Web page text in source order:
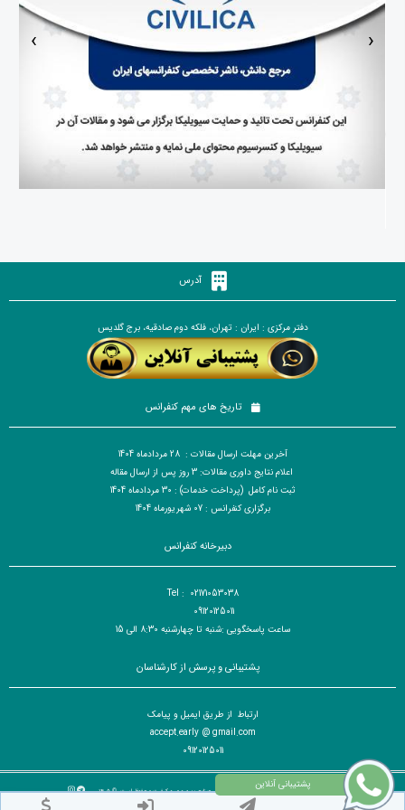
‹ ›
آدرس
دفتر مرکزی : ایران : تهران، فلکه دوم صادقیه، برج گلدیس
تاریخ های مهم کنفرانس
آخرین مهلت ارسال مقالات : 28 مردادماه 1404
اعلام نتایج داوری مقالات: 3 روز پس از ارسال مقاله
ثبت نام کامل (پرداخت خدمات) : 30 مردادماه 1404
برگزاری کنفرانس : 07 شهریورماه 1404
دبیرخانه کنفرانس
Tel : 02171053038
09120125011
ساعت پاسخگویی :شنبه تا چهارشنبه 8:30 الی 15
پشتیبانی و پرسش از کارشناسان
ارتباط از طریق ایمیل و پیامک
accept.early @ gmail.com
09120125011
تمام حقوق مادی و معنوی برای کنفرانس بین المللی مهندسی صنایع،بهره وری و کیفیت محفوظ است. © ۱۴۰۵
طراح سایت :